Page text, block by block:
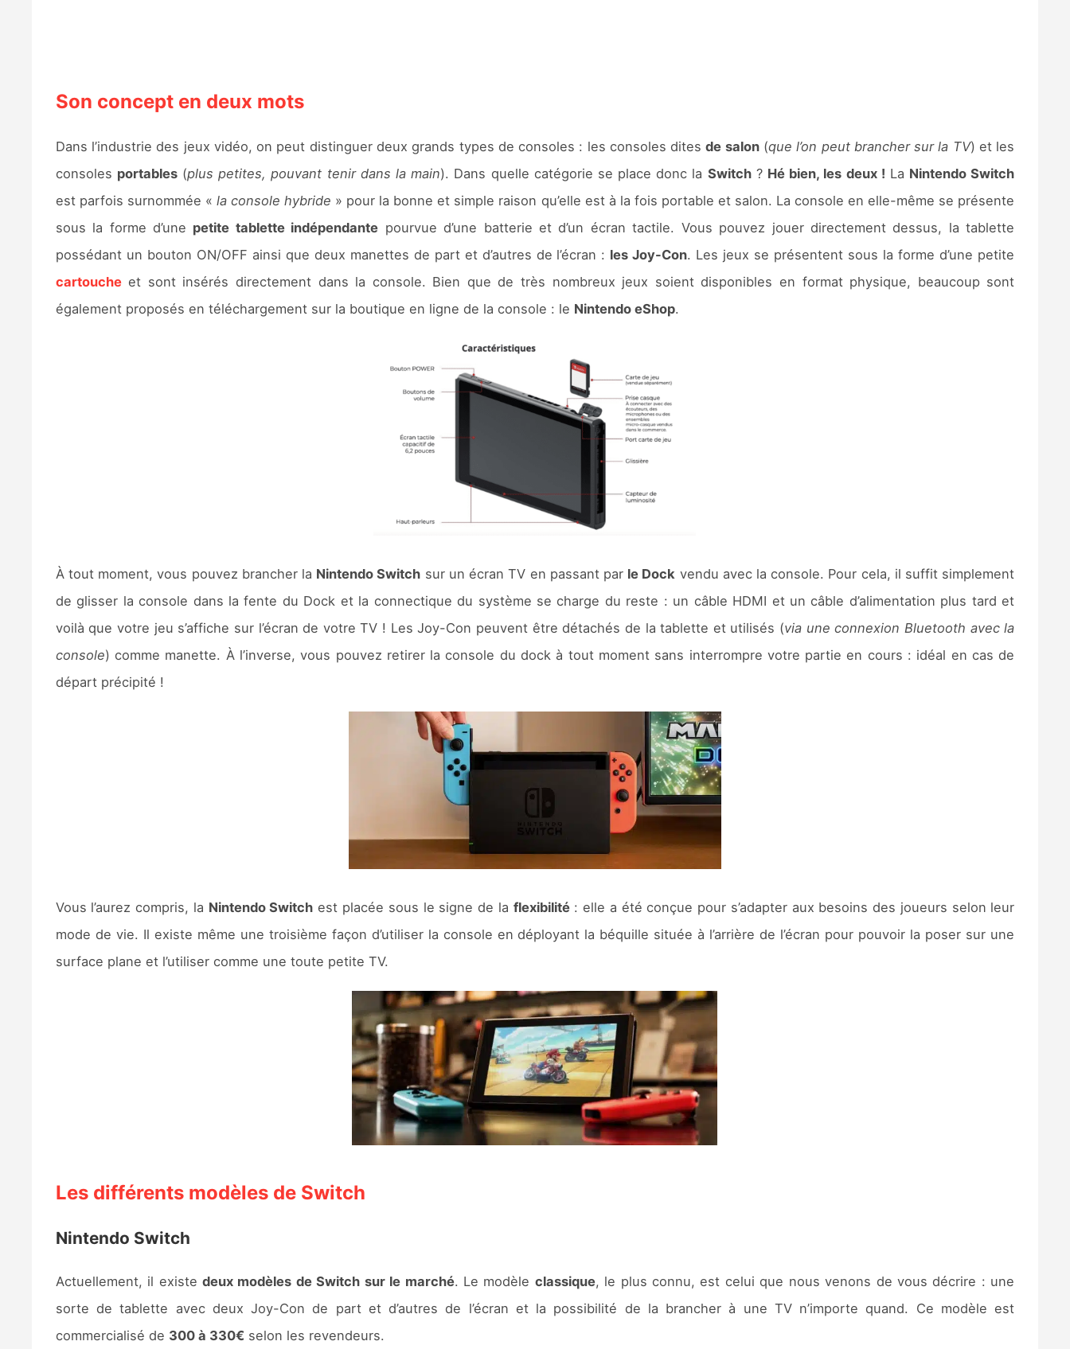
Son concept en deux mots
Dans l’industrie des jeux vidéo, on peut distinguer deux grands types de consoles : les consoles ditesde salon(que l’on peut brancher sur la TV) et les
consoles portables(plus petites, pouvant tenir dans la main). Dans quelle catégorie se place donc la Switch? Hé bien, les deux ! La Nintendo Switch
est parfois surnommée « la console hybride » pour la bonne et simple raison qu’elle est à la fois portable et salon. La console en elle-même se présente
sous la forme d’une petite tablette indépendante pourvue d’une batterie et d’un écran tactile. Vous pouvez jouer directement dessus, la tablette
possédant un bouton ON/OFF ainsi que deux manettes de part et d’autres de l’écran : les Joy-Con. Les jeux se présentent sous la forme d’une petite
cartoucheet sont insérés directement dans la console. Bien que de très nombreux jeux soient disponibles en format physique, beaucoup sont
également proposés en téléchargement sur la boutique en ligne de la console : le Nintendo eShop.
À tout moment, vous pouvez brancher la Nintendo Switch sur un écran TV en passant par le Dock vendu avec la console. Pour cela, il suffit simplement
de glisser la console dans la fente du Dock et la connectique du système se charge du reste : un câble HDMI et un câble d’alimentation plus tard et
voilà que votre jeu s’affiche sur l’écran de votre TV ! Les Joy-Con peuvent être détachés de la tablette et utilisés (via une connexion Bluetooth avec la
console) comme manette. À l’inverse, vous pouvez retirer la console du dock à tout moment sans interrompre votre partie en cours : idéal en cas de
départ précipité !
Vous l’aurez compris, la Nintendo Switch est placée sous le signe de la flexibilité: elle a été conçue pour s’adapter aux besoins des joueurs selon leur
mode de vie. Il existe même une troisième façon d’utiliser la console en déployant la béquille située à l’arrière de l’écran pour pouvoir la poser sur une
surface plane et l’utiliser comme une toute petite TV.
Les différents modèles de Switch
Nintendo Switch
Actuellement, il existe deux modèles de Switch sur le marché. Le modèle classique, le plus connu, est celui que nous venons de vous décrire : une
sorte de tablette avec deux Joy-Con de part et d’autres de l’écran et la possibilité de la brancher à une TV n’importe quand. Ce modèle est
commercialisé de 300 à 330€selon les revendeurs.